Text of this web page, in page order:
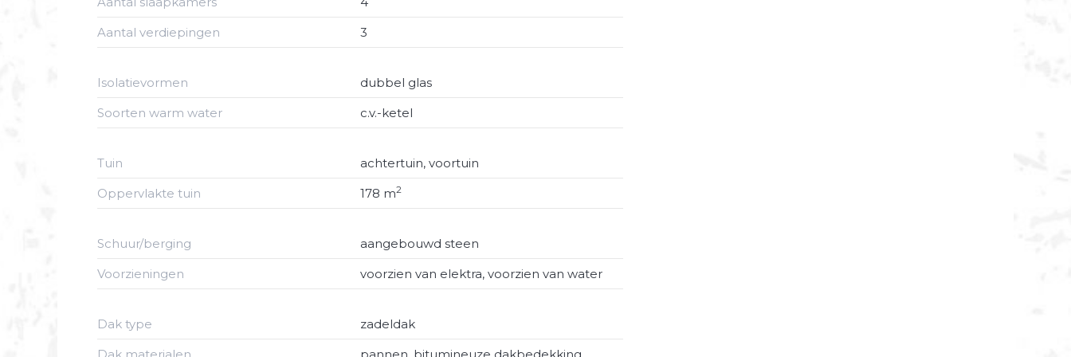
Aantal verdiepingen
3
Isolatievormen
dubbel glas
Soorten warm water
c.v.-ketel
Tuin
achtertuin, voortuin
Oppervlakte tuin
178 m2
Schuur/berging
aangebouwd steen
Voorzieningen
voorzien van elektra, voorzien van water
Dak type
zadeldak